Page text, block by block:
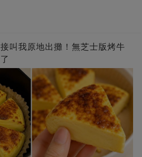
叫我原地出攤！無芝士版烤牛